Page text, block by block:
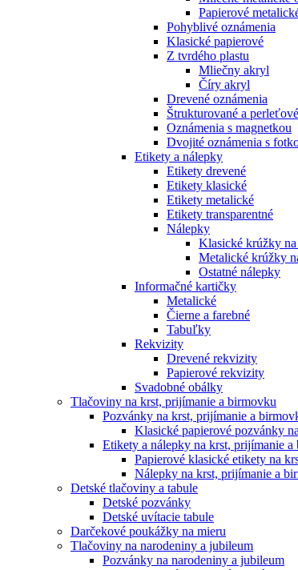
Papierové
Pohyblivé oznámenia
Klasické papierové
Z tvrdého plastu
Mliečny akryl
Číry akryl
Drevené oznámenia
Štrukturované a
Oznámenia s magnetkou
Dvojité oznámenia s
Etikety a nálepky
Etikety drevené
Etikety klasické
Etikety metalické
Etikety transparentné
Nálepky
Klasické krúžky
Metalické krúžky
Ostatné nálepky
Informačné kartičky
Metalické
Čierne a farebné
Tabuľky
Rekvizity
Drevené rekvizity
Papierové rekvizity
Svadobné obálky
Tlačoviny na krst, prijímanie a birmovku
Pozvánky na krst, prijímanie a
Klasické papierové pozvánky
Etikety a nálepky na krst, prijímanie a
Papierové klasické etikety na
Nálepky na krst, prijímanie a
Detské tlačoviny a tabule
Detské pozvánky
Detské uvítacie tabule
Darčekové poukážky na mieru
Tlačoviny na narodeniny a jubileum
Pozvánky na narodeniny a jubileum